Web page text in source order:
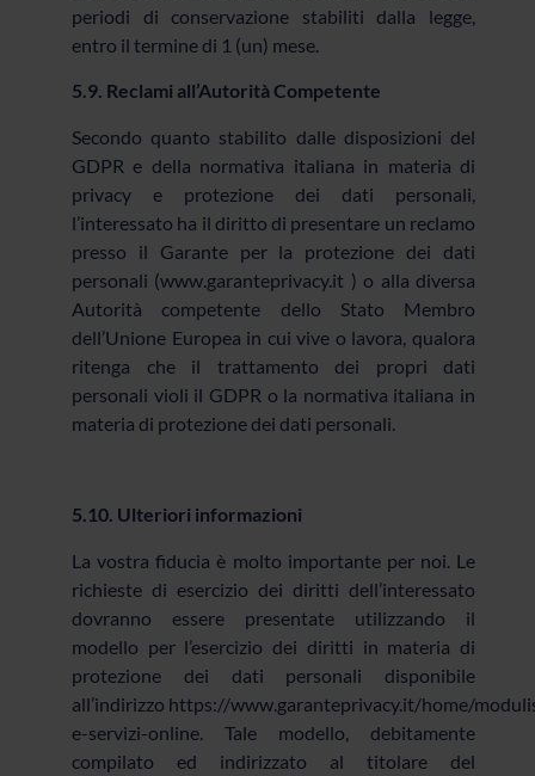
periodi di conservazione stabiliti dalla legge,
entro il termine di 1 (un) mese.
5.9. Reclami all’Autorità Competente
Secondo quanto stabilito dalle disposizioni del
GDPR e della normativa italiana in materia di
privacy e protezione dei dati personali,
l’interessato ha il diritto di presentare un reclamo
presso il Garante per la protezione dei dati
personali (www.garanteprivacy.it ) o alla diversa
Autorità competente dello Stato Membro
dell’Unione Europea in cui vive o lavora, qualora
ritenga che il trattamento dei propri dati
personali violi il GDPR o la normativa italiana in
materia di protezione dei dati personali.
5.10. Ulteriori informazioni
La vostra fiducia è molto importante per noi. Le
richieste di esercizio dei diritti dell’interessato
dovranno essere presentate utilizzando il
modello per l’esercizio dei diritti in materia di
protezione dei dati personali disponibile
all’indirizzo https://www.garanteprivacy.it/home/
e-servizi-online. Tale modello, debitamente
compilato ed indirizzato al titolare del